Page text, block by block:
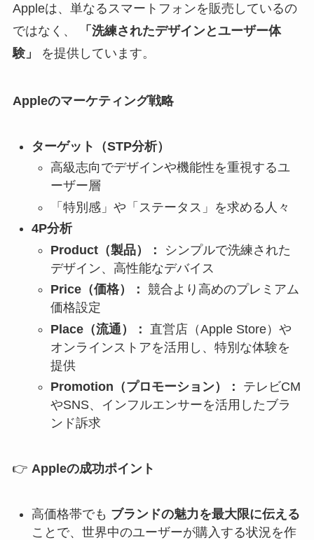
Appleは、単なるスマートフォンを販売しているの
ではなく、
「洗練されたデザインとユーザー体
験」
を提供しています。
Appleのマーケティング戦略
ターゲット（STP分析）
高級志向でデザインや機能性を重視するユ
ーザー層
「特別感」や「ステータス」を求める人々
4P分析
Product（製品）：
シンプルで洗練された
デザイン、高性能なデバイス
Price（価格）： 競合より高めのプレミアム
価格設定
Place（流通）：
直営店（Apple Store）や
オンラインストアを活用し、特別な体験を
提供
Promotion（プロモーション）：
テレビCM
やSNS、インフルエンサーを活用したブラ
ンド訴求
👉 Appleの成功ポイント
高価格帯でも ブランドの魅力を最大限に伝える
ことで、世界中のユーザーが購入する状況を作